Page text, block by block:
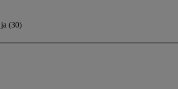
ja (30)